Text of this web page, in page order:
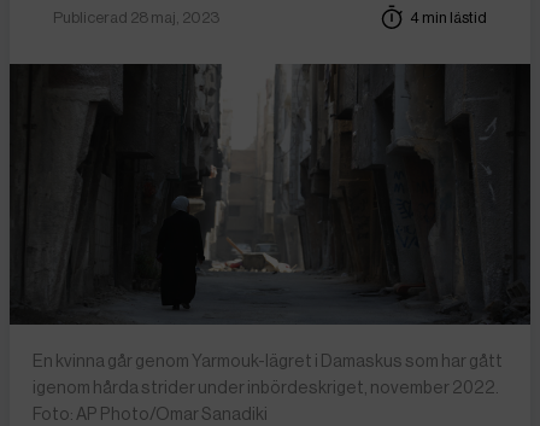
Publicerad 28 maj, 2023 4 min lästid
En kvinna går genom Yarmouk-lägret i Damaskus som har gått
igenom hårda strider under inbördeskriget, november 2022.
Foto: AP Photo/Omar Sanadiki